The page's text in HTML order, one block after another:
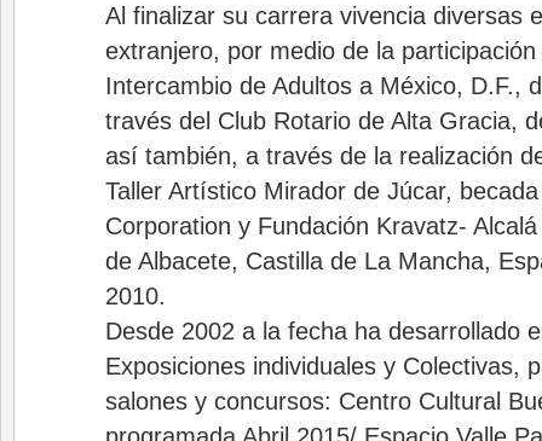
Al finalizar su carrera vivencia diversas
extranjero, por medio de la
Intercambio de Adultos a México, D.F.,
través del Club Rotario de Alta Gracia,
así también, a través de la realización
Taller Artístico Mirador de Júcar,
Corporation y Fundación Kravatz-
de Albacete, Castilla de La Mancha,
2010.
Desde 2002 a la fecha ha desarrollado
Exposiciones individuales y Colectivas,
salones y concursos: Centro Cultural